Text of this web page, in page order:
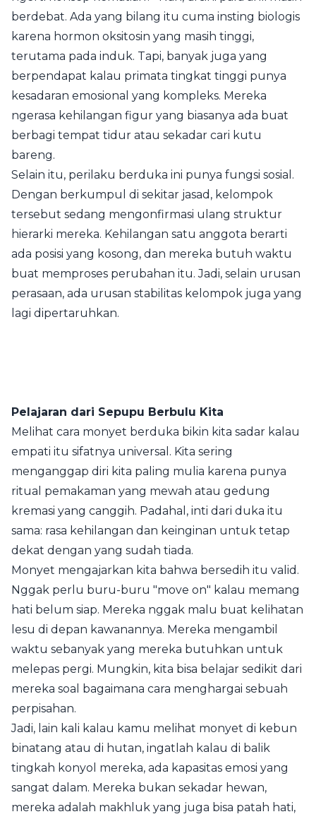
berdebat. Ada yang bilang itu cuma insting biologis
karena hormon oksitosin yang masih tinggi,
terutama pada induk. Tapi, banyak juga yang
berpendapat kalau primata tingkat tinggi punya
kesadaran emosional yang kompleks. Mereka
ngerasa kehilangan figur yang biasanya ada buat
berbagi tempat tidur atau sekadar cari kutu
bareng.
Selain itu, perilaku berduka ini punya fungsi sosial.
Dengan berkumpul di sekitar jasad, kelompok
tersebut sedang mengonfirmasi ulang struktur
hierarki mereka. Kehilangan satu anggota berarti
ada posisi yang kosong, dan mereka butuh waktu
buat memproses perubahan itu. Jadi, selain urusan
perasaan, ada urusan stabilitas kelompok juga yang
lagi dipertaruhkan.
Pelajaran dari Sepupu Berbulu Kita
Melihat cara monyet berduka bikin kita sadar kalau
empati itu sifatnya universal. Kita sering
menganggap diri kita paling mulia karena punya
ritual pemakaman yang mewah atau gedung
kremasi yang canggih. Padahal, inti dari duka itu
sama: rasa kehilangan dan keinginan untuk tetap
dekat dengan yang sudah tiada.
Monyet mengajarkan kita bahwa bersedih itu valid.
Nggak perlu buru-buru "move on" kalau memang
hati belum siap. Mereka nggak malu buat kelihatan
lesu di depan kawanannya. Mereka mengambil
waktu sebanyak yang mereka butuhkan untuk
melepas pergi. Mungkin, kita bisa belajar sedikit dari
mereka soal bagaimana cara menghargai sebuah
perpisahan.
Jadi, lain kali kalau kamu melihat monyet di kebun
binatang atau di hutan, ingatlah kalau di balik
tingkah konyol mereka, ada kapasitas emosi yang
sangat dalam. Mereka bukan sekadar hewan,
mereka adalah makhluk yang juga bisa patah hati,